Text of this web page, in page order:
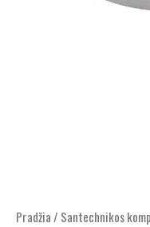
Pradžia / Santechnikos